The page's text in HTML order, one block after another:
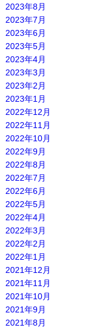
2023年8月
2023年7月
2023年6月
2023年5月
2023年4月
2023年3月
2023年2月
2023年1月
2022年12月
2022年11月
2022年10月
2022年9月
2022年8月
2022年7月
2022年6月
2022年5月
2022年4月
2022年3月
2022年2月
2022年1月
2021年12月
2021年11月
2021年10月
2021年9月
2021年8月